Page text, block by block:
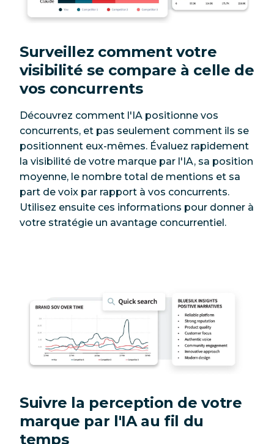
Surveillez comment votre
visibilité se compare à celle de
vos concurrents
Découvrez comment l'IA positionne vos
concurrents, et pas seulement comment ils se
positionnent eux-mêmes. Évaluez rapidement
la visibilité de votre marque par l'IA, sa position
moyenne, le nombre total de mentions et sa
part de voix par rapport à vos concurrents.
Utilisez ensuite ces informations pour donner à
votre stratégie un avantage concurrentiel.
Suivre la perception de votre
marque par l'IA au fil du
temps